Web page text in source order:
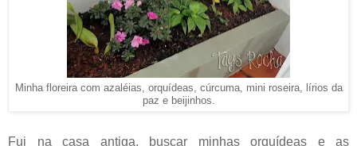
Minha floreira com azaléias, orquídeas, cúrcuma, mini roseira, lírios da
paz e beijinhos.
Fui na casa antiga, buscar minhas orquídeas e as